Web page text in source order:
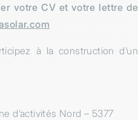
votre CV et votre lettre de
à la construction d’un
d’activités Nord – 5377